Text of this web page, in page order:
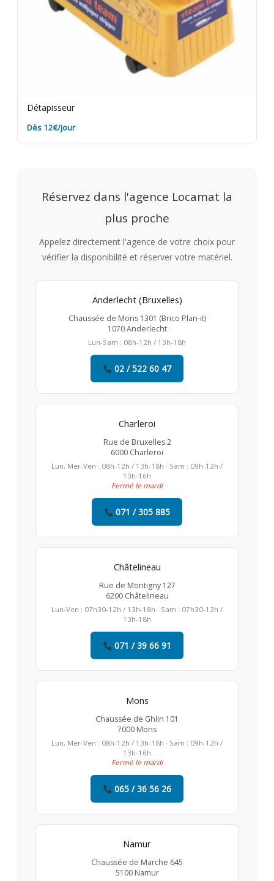
Détapisseur
Dès 12€/jour
Réservez dans l'agence Locamat la
plus proche
Appelez directement l'agence de votre choix pour
vérifier la disponibilité et réserver votre matériel.
Anderlecht (Bruxelles)
Chaussée de Mons 1301 (Brico Plan-it)
1070 Anderlecht
Lun-Sam : 08h-12h / 13h-18h
02 / 522 60 47
Charleroi
Rue de Bruxelles 2
6000 Charleroi
Lun, Mer-Ven : 08h-12h / 13h-18h · Sam : 09h-12h /
13h-16h
Fermé le mardi
071 / 305 885
Châtelineau
Rue de Montigny 127
6200 Châtelineau
Lun-Ven : 07h30-12h / 13h-18h · Sam : 07h30-12h /
13h-18h
071 / 39 66 91
Mons
Chaussée de Ghlin 101
7000 Mons
Lun, Mer-Ven : 08h-12h / 13h-18h · Sam : 09h-12h /
13h-16h
Fermé le mardi
065 / 36 56 26
Namur
Chaussée de Marche 645
5100 Namur